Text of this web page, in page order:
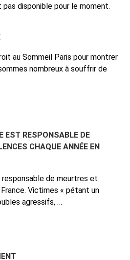
disponible pour le moment.
au Sommeil Paris pour montrer
nombreux à souffrir de
EST RESPONSABLE DE
CHAQUE ANNÉE EN
de meurtres et
Victimes « pétant un
agressifs, …